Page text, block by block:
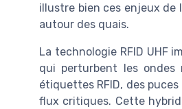
illustre bien ces enjeux de
autour des quais.
La technologie RFID UHF
qui perturbent les
étiquettes RFID, des
flux critiques. Cette